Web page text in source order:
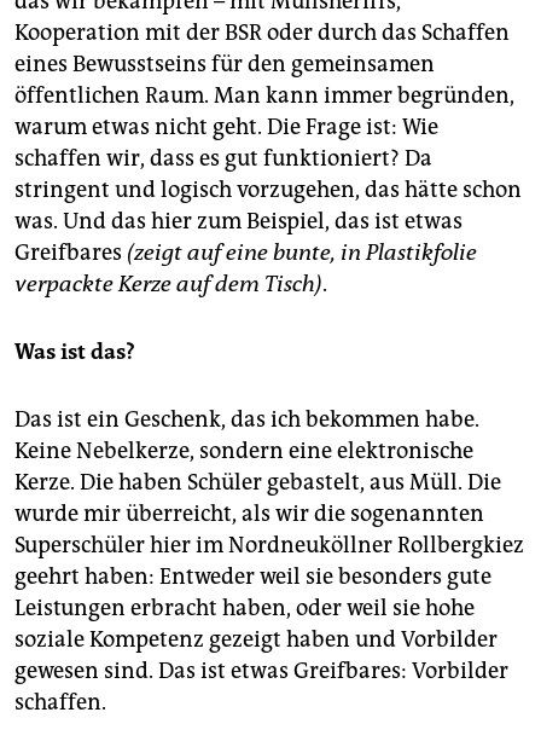
Kooperation mit der BSR oder durch das Schaffen
eines Bewusstseins für den gemeinsamen
öffentlichen Raum. Man kann immer begründen,
warum etwas nicht geht. Die Frage ist: Wie
schaffen wir, dass es gut funk­tio­niert? Da
stringent und logisch vorzugehen, das hätte schon
was. Und das hier zum Beispiel, das ist etwas
Greifbares (zeigt auf eine bunte, in Plastikfolie
verpackte Kerze auf dem Tisch).
Was ist das?
Das ist ein Geschenk, das ich bekommen habe.
Keine Nebelkerze, sondern eine elektronische
Kerze. Die haben Schüler gebastelt, aus Müll. Die
wurde mir überreicht, als wir die sogenannten
Superschüler hier im Nordneuköllner Rollbergkiez
geehrt haben: Entweder weil sie besonders gute
Leistungen erbracht haben, oder weil sie hohe
soziale Kompetenz gezeigt haben und Vorbilder
gewesen sind. Das ist etwas Greifbares: Vorbilder
schaffen.